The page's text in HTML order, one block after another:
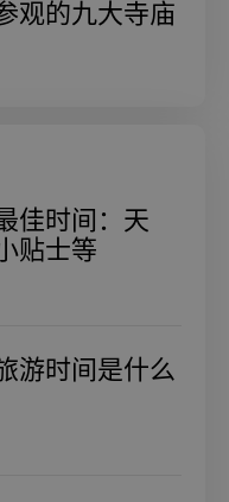
观的九大寺庙
佳时间：天
贴士等
游时间是什么